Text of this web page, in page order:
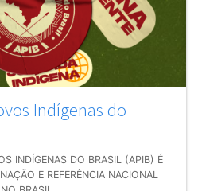
Indígenas do
INDÍGENAS DO BRASIL (APIB) É
E REFERÊNCIA NACIONAL